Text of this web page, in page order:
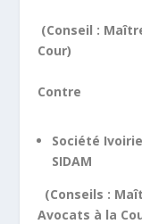
(Conseil :
Cour)
Contre
Société
SIDAM
(Conseils :
Avocats à la